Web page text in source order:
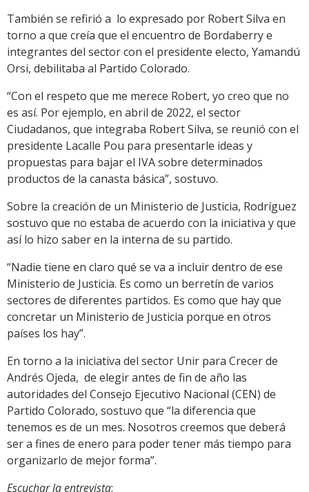
También se refirió a lo expresado por Robert Silva en
torno a que creía que el encuentro de Bordaberry e
integrantes del sector con el presidente electo, Yamandú
Orsi, debilitaba al Partido Colorado.
“Con el respeto que me merece Robert, yo creo que no
es así. Por ejemplo, en abril de 2022, el sector
Ciudadanos, que integraba Robert Silva, se reunió con el
presidente Lacalle Pou para presentarle ideas y
propuestas para bajar el IVA sobre determinados
productos de la canasta básica”, sostuvo.
Sobre la creación de un Ministerio de Justicia, Rodríguez
sostuvo que no estaba de acuerdo con la iniciativa y que
así lo hizo saber en la interna de su partido.
“Nadie tiene en claro qué se va a incluir dentro de ese
Ministerio de Justicia. Es como un berretín de varios
sectores de diferentes partidos. Es como que hay que
concretar un Ministerio de Justicia porque en otros
países los hay”.
En torno a la iniciativa del sector Unir para Crecer de
Andrés Ojeda, de elegir antes de fin de año las
autoridades del Consejo Ejecutivo Nacional (CEN) de
Partido Colorado, sostuvo que “la diferencia que
tenemos es de un mes. Nosotros creemos que deberá
ser a fines de enero para poder tener más tiempo para
organizarlo de mejor forma”.
Escuchar la entrevista: